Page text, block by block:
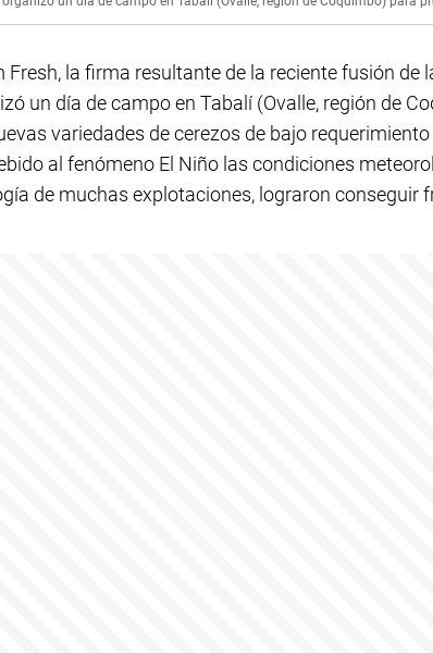
Fresh, la firma resultante de la reciente fusión de
un día de campo en Tabalí (Ovalle, región de
variedades de cerezos de bajo
al fenómeno El Niño las condiciones
de muchas explotaciones, lograron conseguir